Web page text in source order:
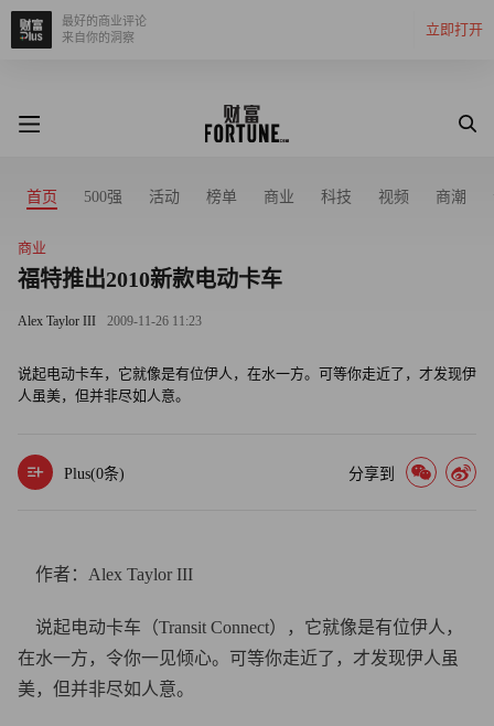
立即打开
最好的商业评论
来自你的洞察
首页 500强 活动 榜单 商业 科技 视频 商潮
商业
福特推出2010新款电动卡车
Alex Taylor III 2009-11-26 11:23
说起电动卡车，它就像是有位伊人，在水一方。可等你走近了，才发现伊
人虽美，但并非尽如人意。
Plus(0条) 分享到
作者：Alex Taylor III
说起电动卡车（Transit Connect），它就像是有位伊人，
在水一方，令你一见倾心。可等你走近了，才发现伊人虽
美，但并非尽如人意。